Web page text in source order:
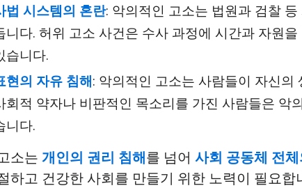
법 시스템의 혼란: 악의적인 고소는 법원과 검찰
니다. 허위 고소 사건은 수사 과정에 시간과 자원
습니다.
현의 자유 침해: 악의적인 고소는 사람들이 자신
회적 약자나 비판적인 목소리를 가진 사람들은 악
니다.
소는 개인의 권리 침해를 넘어 사회 공동체 전
하고 건강한 사회를 만들기 위한 노력이 필요합